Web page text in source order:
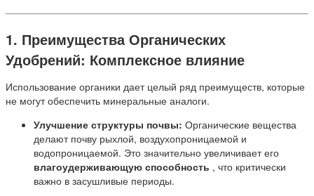
1. Преимущества Органических
Удобрений: Комплексное влияние
Использование органики дает целый ряд преимуществ, которые
не могут обеспечить минеральные аналоги.
Улучшение структуры почвы: Органические вещества
делают почву рыхлой, воздухопроницаемой и
водопроницаемой. Это значительно увеличивает его
влагоудерживающую способность , что критически
важно в засушливые периоды.